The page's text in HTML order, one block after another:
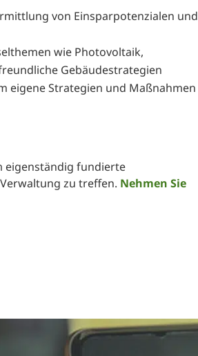
von Einsparpotenzialen und
wie Photovoltaik,
Gebäudestrategien
eigene Strategien und Maßnahmen
eigenständig fundierte
zu treffen. Nehmen Sie